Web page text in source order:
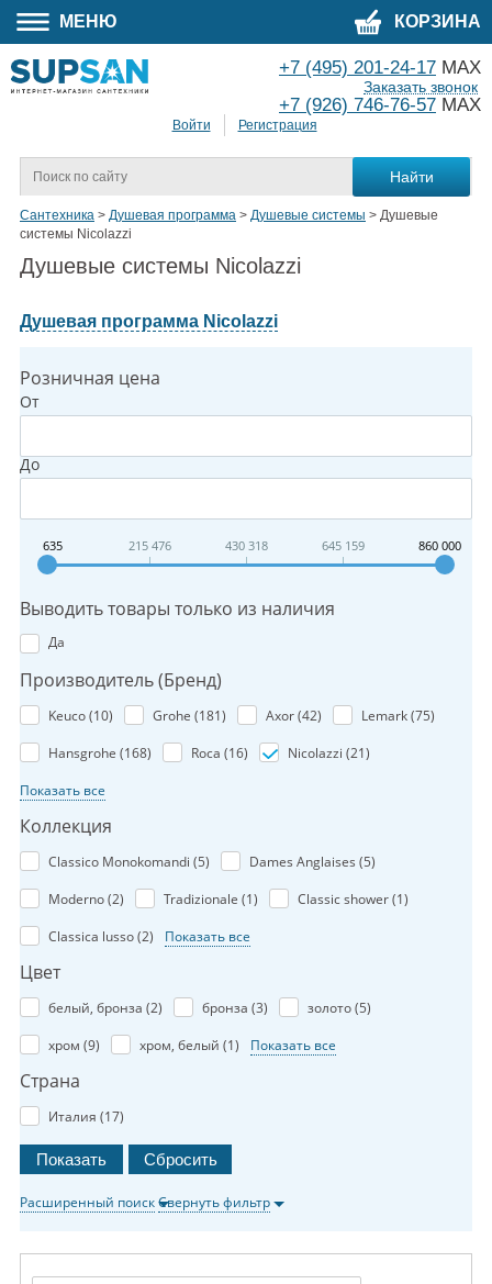
МЕНЮ КОРЗИНА
Войти Регистрация
+7 (495) 201-24-17 MAX
+7 (926) 746-76-57 MAX
Заказать звонок
Сантехника > Душевая программа > Душевые системы > Душевые
системы Nicolazzi
Душевые системы Nicolazzi
Душевая программа Nicolazzi
Розничная цена
От
До
635 215 476 430 318 645 159 860 000
Выводить товары только из наличия
Да
Производитель (Бренд)
Keuco (10) Grohe (181) Axor (42) Lemark (75)
Hansgrohe (168) Roca (16) Nicolazzi (21)
Показать все
Коллекция
Classico Monokomandi (5) Dames Anglaises (5)
Moderno (2) Tradizionale (1) Classic shower (1)
Classica lusso (2) Показать все
Цвет
белый, бронза (2) бронза (3) золото (5)
хром (9) хром, белый (1) Показать все
Страна
Италия (17)
Расширенный поискСвернуть фильтр